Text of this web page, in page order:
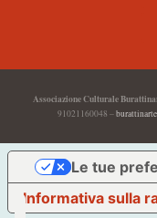
Associazione Culturale
91021160048 –
Informativa sulla
Le tue